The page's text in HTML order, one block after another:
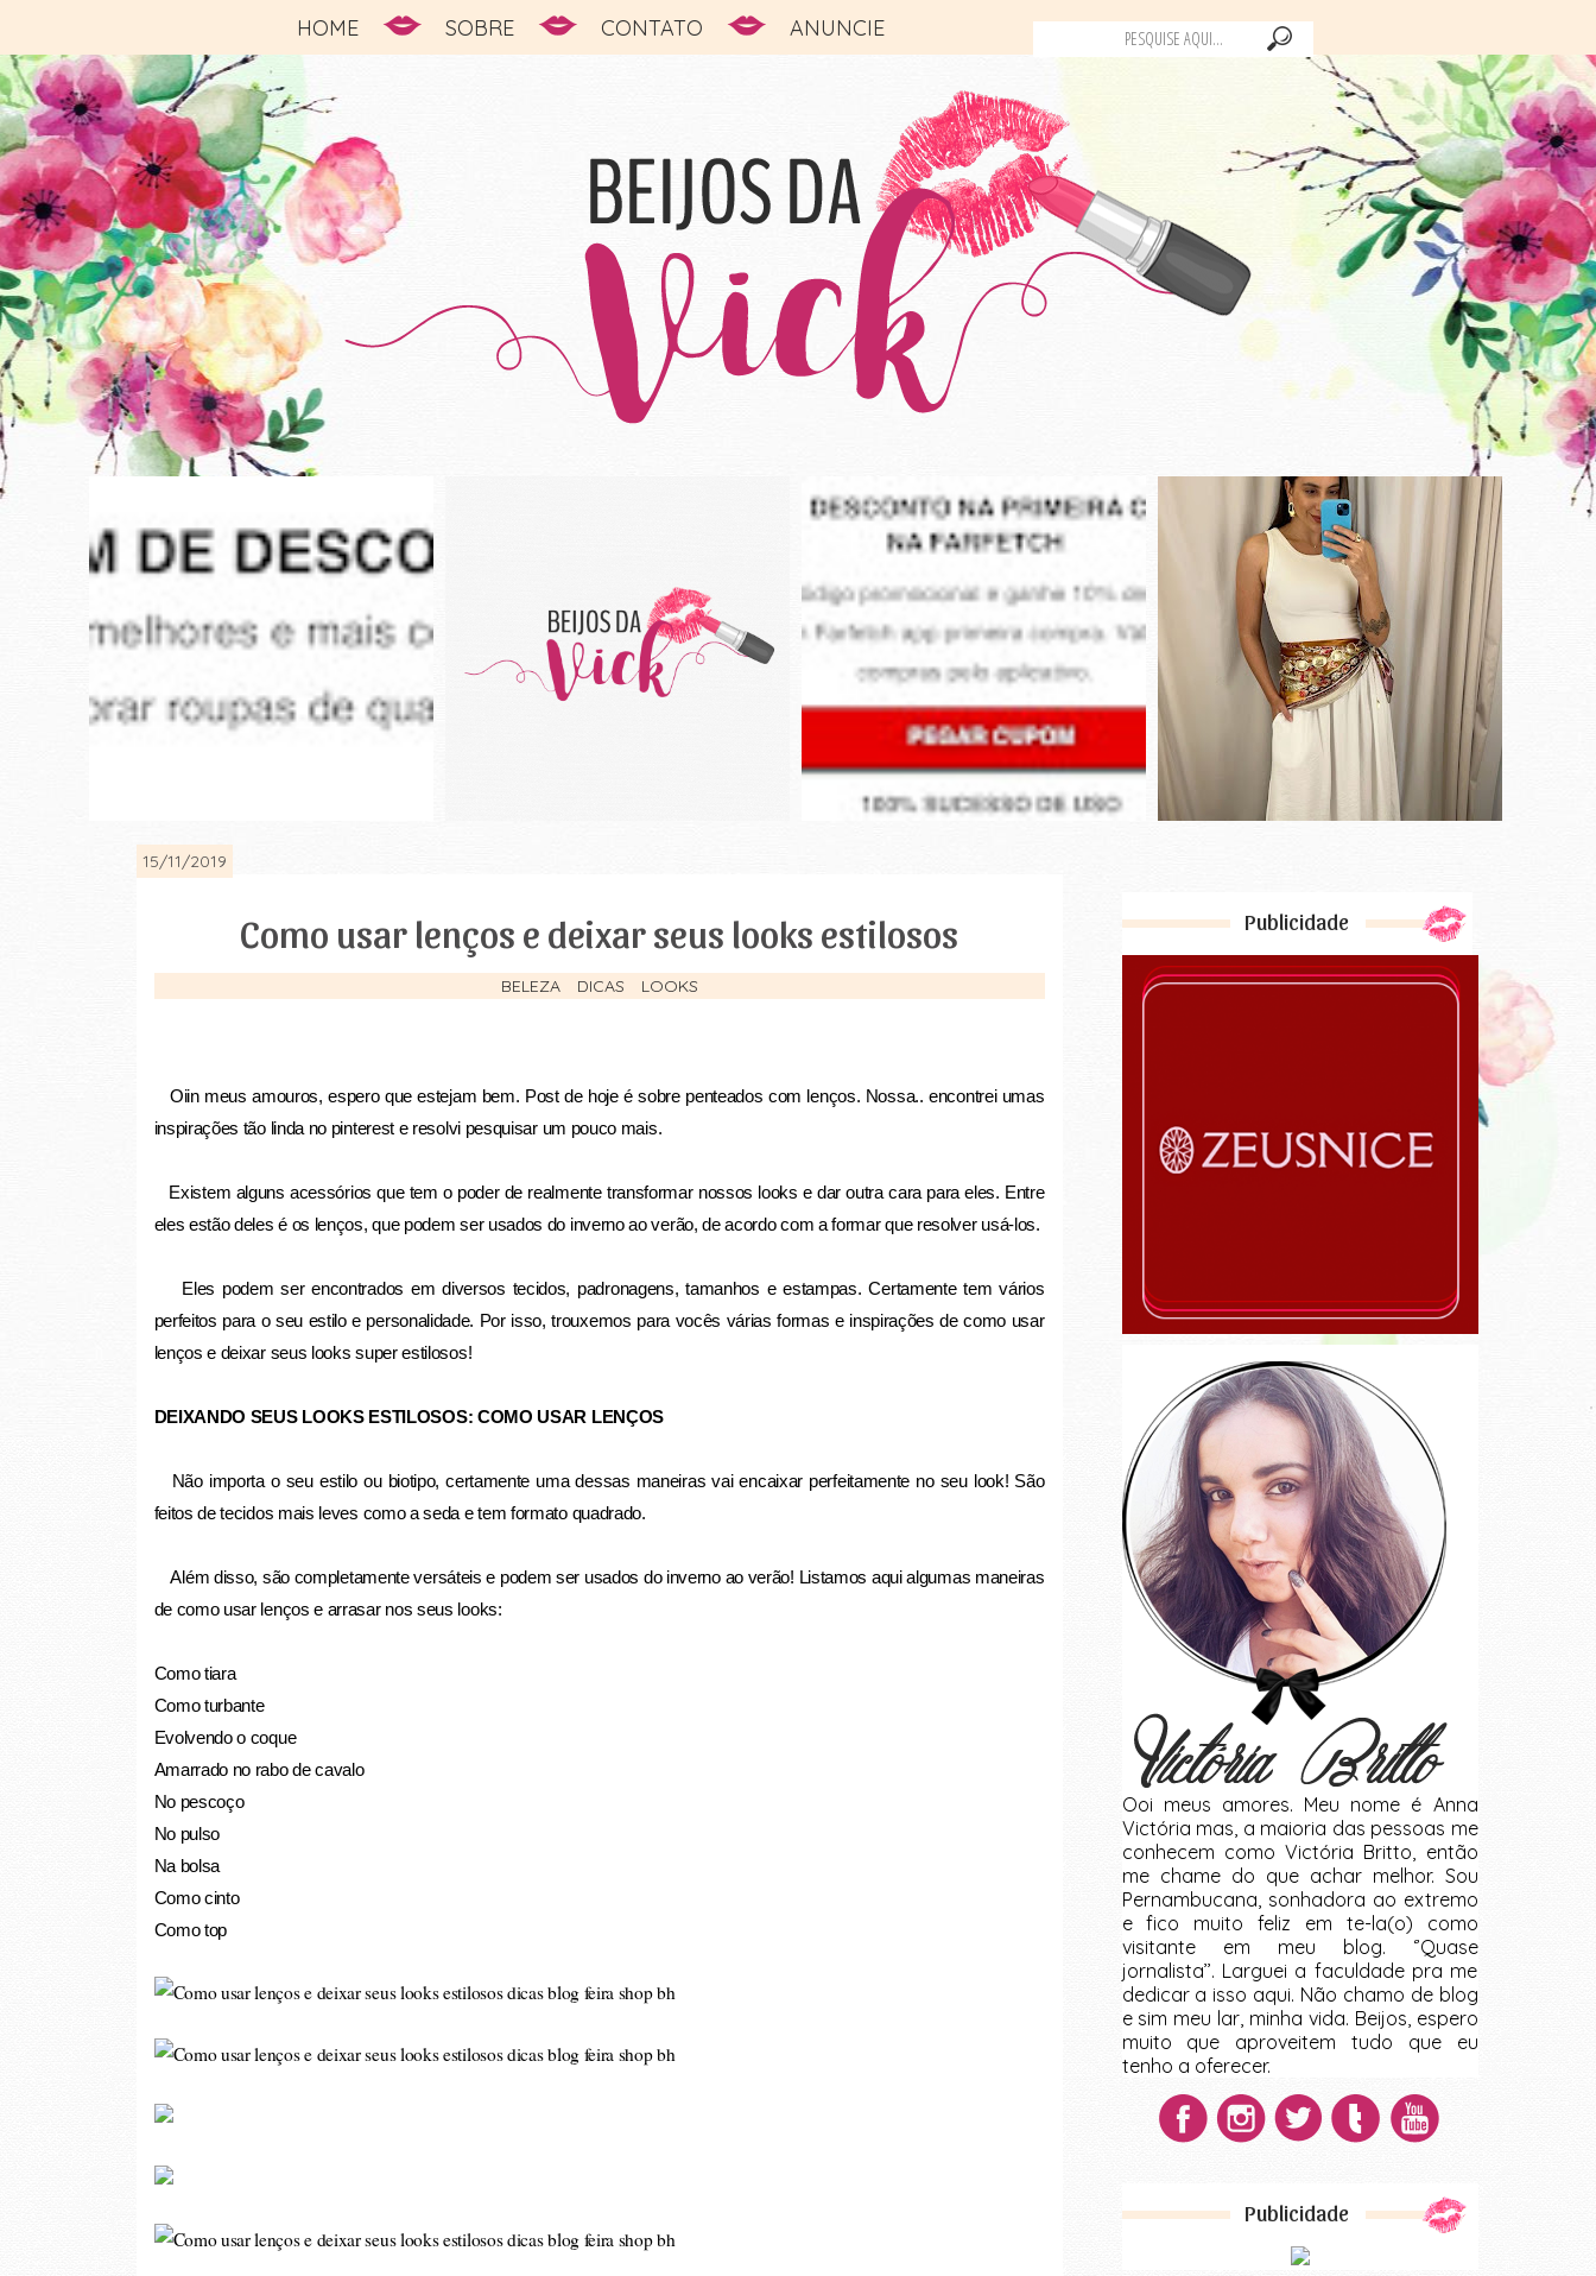
HOME SOBRE CONTATO ANUNCIE
15/11/2019
Como usar lenços e deixar seus looks estilosos
BELEZA DICAS LOOKS
Oiin meus amouros, espero que estejam bem. Post de hoje é sobre penteados com lenços. Nossa.. encontrei umas
inspirações tão linda no pinterest e resolvi pesquisar um pouco mais.
Existem alguns acessórios que tem o poder de realmente transformar nossos looks e dar outra cara para eles. Entre
eles estão deles é os lenços, que podem ser usados do inverno ao verão, de acordo com a formar que resolver usá-los.
Eles podem ser encontrados em diversos tecidos, padronagens, tamanhos e estampas. Certamente tem vários
perfeitos para o seu estilo e personalidade. Por isso, trouxemos para vocês várias formas e inspirações de como usar
lenços e deixar seus looks super estilosos!
DEIXANDO SEUS LOOKS ESTILOSOS: COMO USAR LENÇOS
Não importa o seu estilo ou biotipo, certamente uma dessas maneiras vai encaixar perfeitamente no seu look! São
feitos de tecidos mais leves como a seda e tem formato quadrado.
Além disso, são completamente versáteis e podem ser usados do inverno ao verão! Listamos aqui algumas maneiras
de como usar lenços e arrasar nos seus looks:
Como tiara
Como turbante
Evolvendo o coque
Amarrado no rabo de cavalo
No pescoço
No pulso
Na bolsa
Como cinto
Como top
Publicidade
Ooi meus amores. Meu nome é Anna
Victória mas, a maioria das pessoas me
conhecem como Victória Britto, então
me chame do que achar melhor. Sou
Pernambucana, sonhadora ao extremo
e fico muito feliz em te-la(o) como
visitante em meu blog. ‘’Quase
jornalista’’. Larguei a faculdade pra me
dedicar a isso aqui. Não chamo de blog
e sim meu lar, minha vida. Beijos, espero
muito que aproveitem tudo que eu
tenho a oferecer.
Publicidade